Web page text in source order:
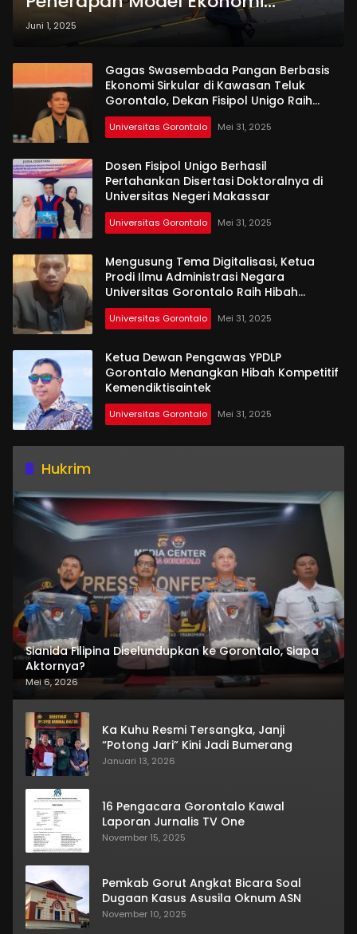
Sirkular dalam Pengelolaan
Sampah Berbasis Quadruple Helix
di Kota Gorontalo
Juni 1, 2025
Gagas Swasembada Pangan Berbasis
Ekonomi Sirkular di Kawasan Teluk
Gorontalo, Dekan Fisipol Unigo Raih
Hibah Penelitian Diktisaintek 2025
Universitas Gorontalo Mei 31, 2025
Dosen Fisipol Unigo Berhasil
Pertahankan Disertasi Doktoralnya di
Universitas Negeri Makassar
Universitas Gorontalo Mei 31, 2025
Mengusung Tema Digitalisasi, Ketua
Prodi Ilmu Administrasi Negara
Universitas Gorontalo Raih Hibah
Penelitian Diktisaintek 2025
Universitas Gorontalo Mei 31, 2025
Ketua Dewan Pengawas YPDLP
Gorontalo Menangkan Hibah Kompetitif
Kemendiktisaintek
Universitas Gorontalo Mei 31, 2025
Hukrim
Sianida Filipina Diselundupkan ke Gorontalo, Siapa
Aktornya?
Mei 6, 2026
Ka Kuhu Resmi Tersangka, Janji
“Potong Jari” Kini Jadi Bumerang
Januari 13, 2026
16 Pengacara Gorontalo Kawal
Laporan Jurnalis TV One
November 15, 2025
Pemkab Gorut Angkat Bicara Soal
Dugaan Kasus Asusila Oknum ASN
November 10, 2025